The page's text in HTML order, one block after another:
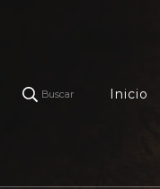
Buscar Inicio